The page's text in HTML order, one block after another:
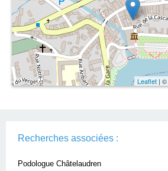
Leaflet | ©
Recherches associées :
Podologue Châtelaudren